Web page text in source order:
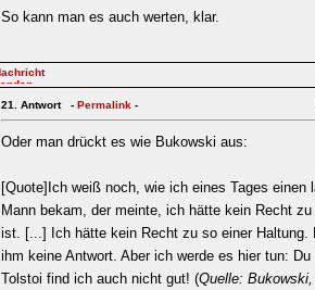
So kann man es auch werten, klar.
21. Antwort - Permalink -
Oder man drückt es wie Bukowski aus:
[Quote]Ich weiß noch, wie ich eines Tages einen
Mann bekam, der meinte, ich hätte kein Recht
ist. [...] Ich hätte kein Recht zu so einer Haltung.
ihm keine Antwort. Aber ich werde es hier tun:
Tolstoi find ich auch nicht gut! (Quelle: